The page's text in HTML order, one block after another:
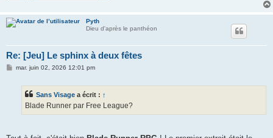
Pyth
Dieu d'après le panthéon
Re: [Jeu] Le sphinx à deux fêtes
Mmar. juin 02, 2026 12:01 pm
Sans Visage a écrit : ↑
Blade Runner par Free League?